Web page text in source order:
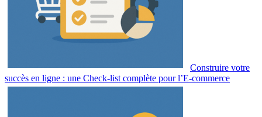
Construire votre
succès en ligne : une Check-list complète pour l’E-commerce